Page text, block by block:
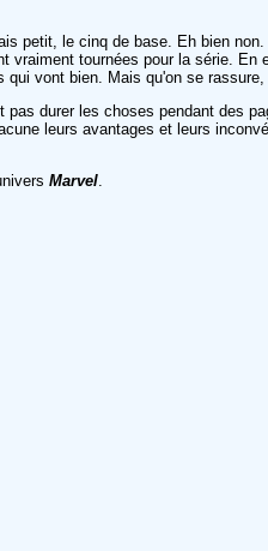
petit, le cinq de base. Eh bien
tournées pour la série.
vont bien. Mais qu'on se rassure,
durer les choses pendant des
leurs avantages et leurs
Marvel